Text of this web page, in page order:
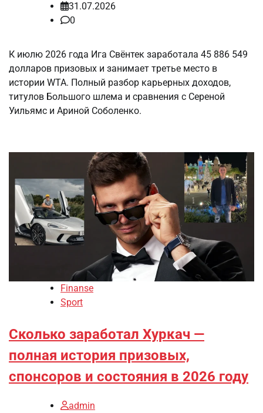
31.07.2026
0
К июлю 2026 года Ига Свёнтек заработала 45 886 549
долларов призовых и занимает третье место в
истории WTA. Полный разбор карьерных доходов,
титулов Большого шлема и сравнения с Сереной
Уильямс и Ариной Соболенко.
Finanse
Sport
Сколько заработал Хуркач —
полная история призовых,
спонсоров и состояния в 2026 году
admin